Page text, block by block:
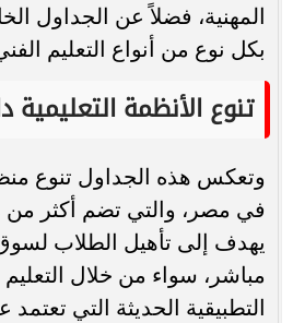
المهنية، فضلاً عن الجداول
بكل نوع من أنواع التعليم
تنوع الأنظمة التعليمية
وتعكس هذه الجداول تنوع
في مصر، والتي تضم أكثر من
يهدف إلى تأهيل الطلاب
مباشر، سواء من خلال التعليم
التطبيقية الحديثة التي